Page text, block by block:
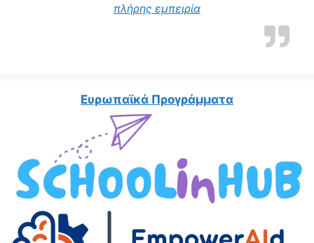
πλήρης εμπειρία
Ευρωπαϊκά Προγράμματα